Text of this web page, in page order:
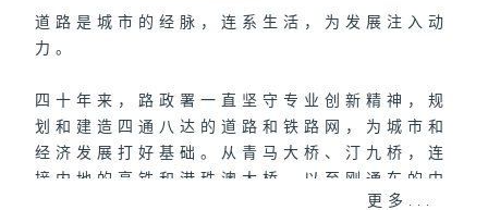
道路是城市的经脉，连系生活，为发展注入动
力。
四十年来，路政署一直坚守专业创新精神，规
划和建造四通八达的道路和铁路网，为城市和
经济发展打好基础。从青马大桥、汀九桥，连
接内地的高铁和港珠澳大桥，以至刚通车的中
九龙绕道、未来的港深西部铁路，都与香港发
更多...